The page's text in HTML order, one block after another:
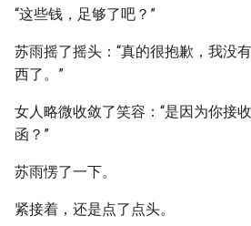
“这些钱，足够了吧？”
苏雨摇了摇头：“真的很抱歉，我没
西了。”
女人略微收敛了笑容：“是因为你接
函？”
苏雨愣了一下。
紧接着，还是点了点头。